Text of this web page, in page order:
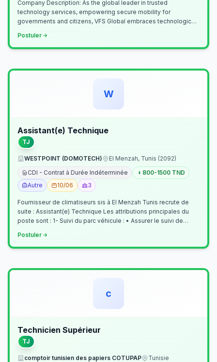
Company Description: As the global leader in trusted
technology services, empowering secure mobility for
governments and citizens, VFS Global embraces technological
Postuler
W
Assistant(e) Technique
TJ
WESTPOINT (DOMOTECH)
El Menzah, Tunis (2092)
CDI - Contrat à Durée Indéterminée
800-1500 TND
Autre
10/06 3
Fournisseur de climatiseurs sis à El Menzah Tunis recrute de
suite : Assistant(e) Technique Les attributions principales du
poste sont : 1- Suivi du parc véhicule : • Assurer le suivi de
Postuler
c
Technicien Supérieur
TJ
comptoir tunisien des papiers COTUPAP
Tunisie